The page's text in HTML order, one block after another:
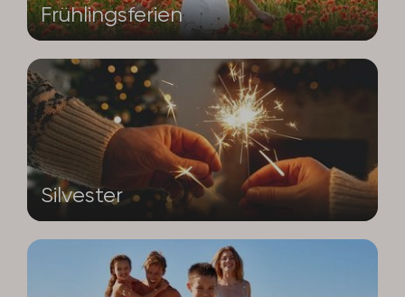
Frühlingsferien
Silvester